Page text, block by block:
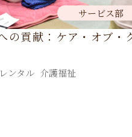
サービス部
の貢献：ケア・オブ・
レンタル 介護福祉